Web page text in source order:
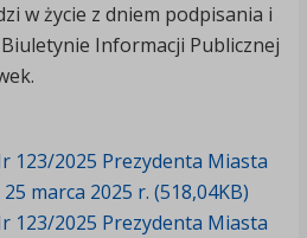
w życie z dniem podpisania i
Informacji Publicznej
123/2025 Prezydenta Miasta
25 marca 2025 r. (518,04KB)
123/2025 Prezydenta Miasta